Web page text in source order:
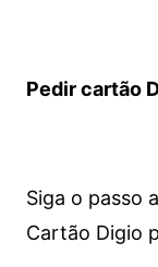
Pedir cartão
Siga o passo
Cartão Digio